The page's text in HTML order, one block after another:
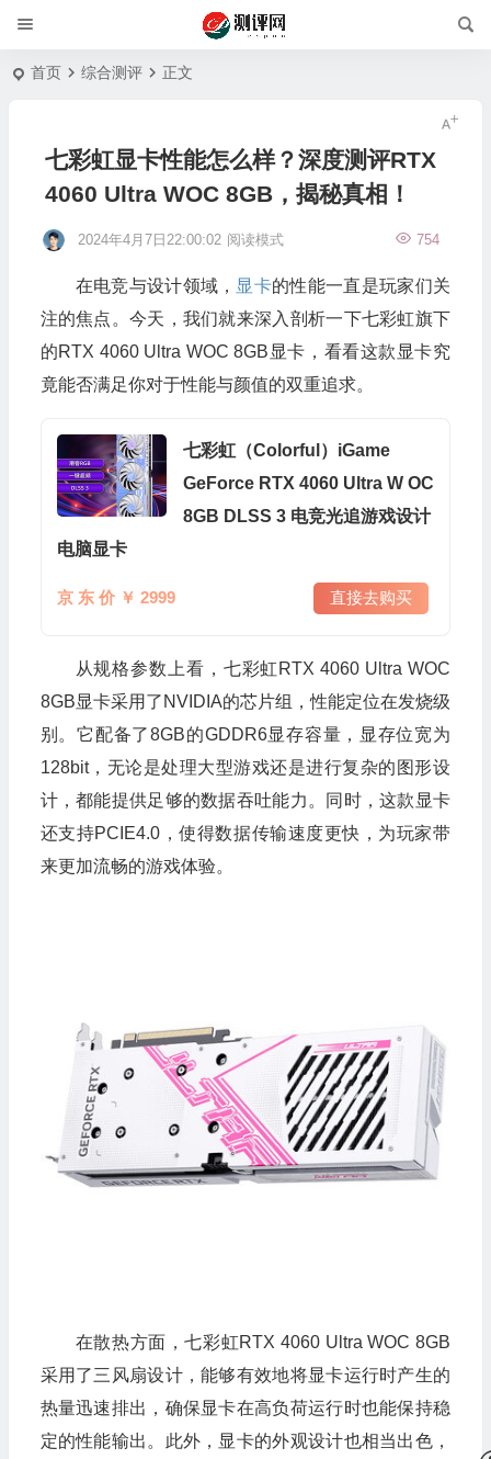
首页 综合测评 正文
七彩虹显卡性能怎么样？深度测评RTX
4060 Ultra WOC 8GB，揭秘真相！
2024年4月7日22:00:02 754
阅读模式
在电竞与设计领域， 显卡的性能一直是玩家们关
注的焦点。今天，我们就来深入剖析一下七彩虹旗下
的RTX 4060 Ultra WOC 8GB显卡，看看这款显卡究
竟能否满足你对于性能与颜值的双重追求。
七彩虹（Colorful）iGame
GeForce RTX 4060 Ultra W OC
8GB DLSS 3 电竞光追游戏设计
电脑显卡
京 东 价 ￥ 2999 直接去购买
从规格参数上看，七彩虹RTX 4060 Ultra WOC
8GB显卡采用了NVIDIA的芯片组，性能定位在发烧级
别。它配备了8GB的GDDR6显存容量，显存位宽为
128bit，无论是处理大型游戏还是进行复杂的图形设
计，都能提供足够的数据吞吐能力。同时，这款显卡
还支持PCIE4.0，使得数据传输速度更快，为玩家带
来更加流畅的游戏体验。
在散热方面，七彩虹RTX 4060 Ultra WOC 8GB
采用了三风扇设计，能够有效地将显卡运行时产生的
热量迅速排出，确保显卡在高负荷运行时也能保持稳
定的性能输出。此外，显卡的外观设计也相当出色，